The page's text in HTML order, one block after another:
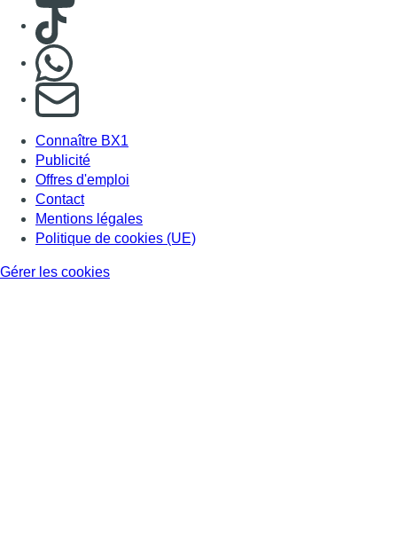
Consulter TikTok
S'abonner à notre newsletter
Connaître BX1
Publicité
Offres d'emploi
Contact
Mentions légales
Politique de cookies (UE)
Gérer les cookies